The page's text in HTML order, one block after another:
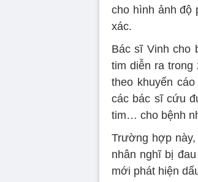
cho hình ảnh độ
xác.
Bác sĩ Vinh cho
tim diễn ra
theo khuyến
các bác sĩ cứu
tim… cho bệnh
Trường hợp
nhân nghĩ bị
mới phát hiện